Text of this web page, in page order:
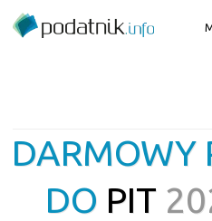
DARMOWY
DO PIT